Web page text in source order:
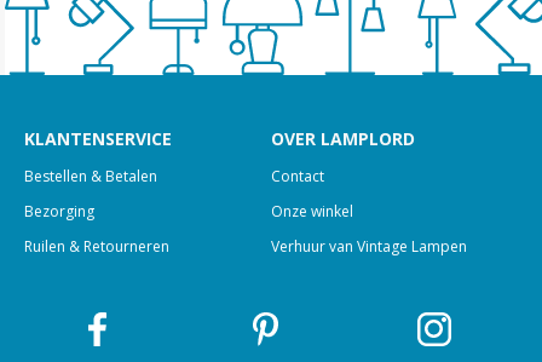
KLANTENSERVICE
Bestellen & Betalen
Bezorging
Ruilen & Retourneren
OVER LAMPLORD
Contact
Onze winkel
Verhuur van Vintage Lampen